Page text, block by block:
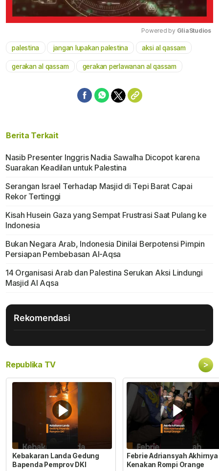
Mute
Powered by GliaStudios
palestina jangan lupakan palestina aksi al qassam
gerakan al qassam gerakan perlawanan al qassam
Berita Terkait
Nasib Presenter Inggris Nadia Sawalha Dicopot karena
Suarakan Keadilan untuk Palestina
Serangan Israel Terhadap Masjid di Tepi Barat Capai
Rekor Tertinggi
Kisah Husein Gaza yang Sempat Frustrasi Saat Pulang ke
Indonesia
Bukan Negara Arab, Indonesia Dinilai Berpotensi Pimpin
Persiapan Pembebasan Al-Aqsa
14 Organisasi Arab dan Palestina Serukan Aksi Lindungi
Masjid Al Aqsa
Rekomendasi
Republika TV >
Kebakaran Landa Gedung
Bapenda Pemprov DKI
Febrie Adriansyah Akhirnya
Kenakan Rompi Orange